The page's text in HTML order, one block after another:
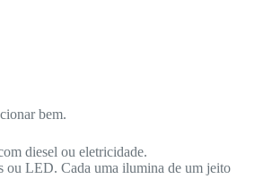
bem.
diesel ou eletricidade.
ou LED. Cada uma ilumina de um jeito